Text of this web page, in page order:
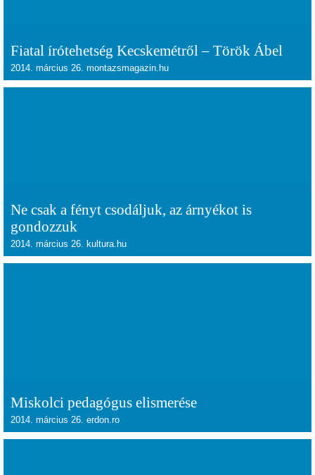
Fiatal írótehetség Kecskemétről – Török Ábel
2014. március 26. montazsmagazin.hu
Ne csak a fényt csodáljuk, az árnyékot is
gondozzuk
2014. március 26. kultura.hu
Miskolci pedagógus elismerése
2014. március 26. erdon.ro